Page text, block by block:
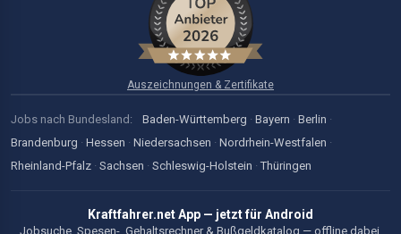
Auszeichnungen & Zertifikate
Jobs nach Bundesland: Baden-Württemberg · Bayern · Berlin ·
Brandenburg · Hessen · Niedersachsen · Nordrhein-Westfalen ·
Rheinland-Pfalz · Sachsen · Schleswig-Holstein · Thüringen
Kraftfahrer.net App — jetzt für Android
Jobsuche, Spesen-, Gehaltsrechner & Bußgeldkatalog — offline dabei,